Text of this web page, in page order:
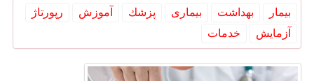
بیمار بهداشت بیماری پزشك آموزش
رپورتاژ
آزمایش
خدمات